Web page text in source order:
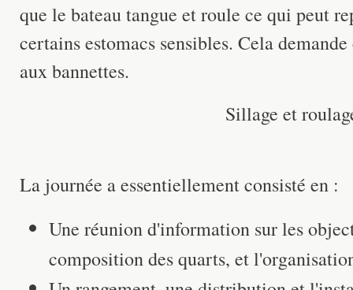
que le bateau tangue et roule ce qui peut
certains estomacs sensibles. Cela
aux bannettes.
Sillage et
La journée a essentiellement consisté en :
Une réunion d'information sur les
composition des quarts, et